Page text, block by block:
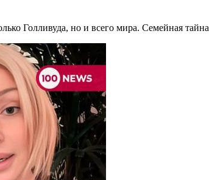
Голливуда, но и всего мира. Семейная